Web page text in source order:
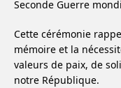
Seconde Guerre
Cette cérémonie
mémoire et la
valeurs de paix, de
notre République.